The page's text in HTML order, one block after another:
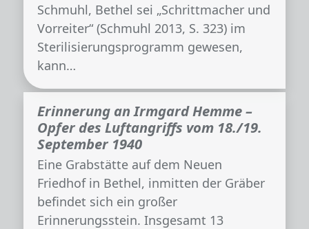
Schmuhl, Bethel sei „Schrittmacher und
Vorreiter“ (Schmuhl 2013, S. 323) im
Sterilisierungsprogramm gewesen,
kann…
Erinnerung an Irmgard Hemme –
Opfer des Luftangriffs vom 18./19.
September 1940
Eine Grabstätte auf dem Neuen
Friedhof in Bethel, inmitten der Gräber
befindet sich ein großer
Erinnerungsstein. Insgesamt 13